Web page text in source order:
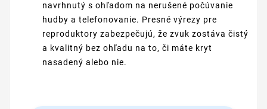
navrhnutý s ohľadom na nerušené počúvanie
hudby a telefonovanie. Presné výrezy pre
reproduktory zabezpečujú, že zvuk zostáva čistý
a kvalitný bez ohľadu na to, či máte kryt
nasadený alebo nie.